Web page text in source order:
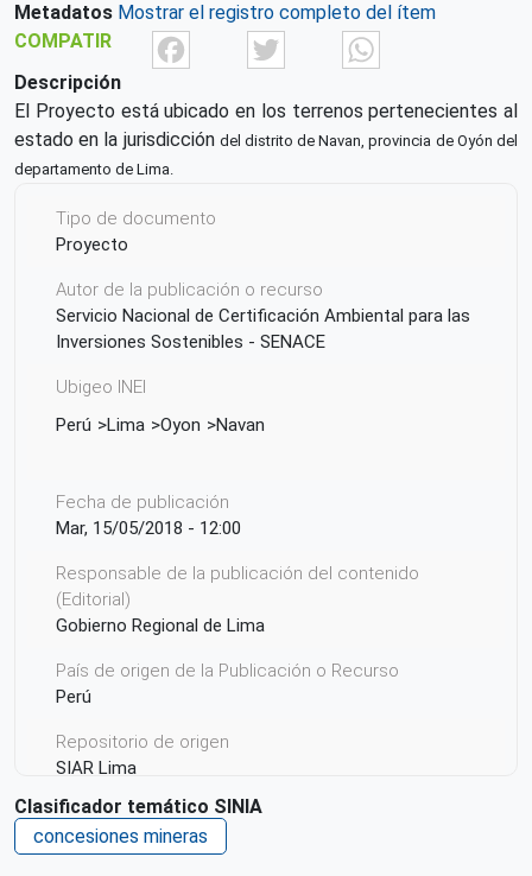
Metadatos Mostrar el registro completo del ítem
COMPATIR
FacebookTwitter
Descripción
El Proyecto está ubicado en los terrenos pertenecientes al
estado en la jurisdicción del distrito de Navan, provincia de Oyón del
departamento de Lima.
Tipo de documento
Proyecto
Autor de la publicación o recurso
Servicio Nacional de Certificación Ambiental para las
Inversiones Sostenibles - SENACE
Ubigeo INEI
Perú
Lima Oyon Navan
Fecha de publicación
Mar, 15/05/2018 - 12:00
Responsable de la publicación del contenido
(Editorial)
Gobierno Regional de Lima
País de origen de la Publicación o Recurso
Perú
Repositorio de origen
SIAR Lima
Clasificador temático SINIA
concesiones mineras